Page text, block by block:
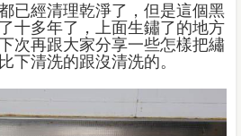
已經清理乾淨了，但是這個黑
十多年了，上面生鏽了的地方
次再跟大家分享一些怎樣把繡
下清洗的跟沒清洗的。